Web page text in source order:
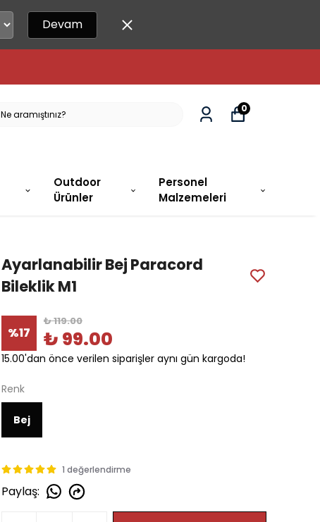
Devam
Outdoor
Ürünler
Personel
Malzemeleri
0
Ayarlanabilir Bej Paracord
Bileklik M1
%17
₺ 119.00
₺ 99.00
15.00'dan önce verilen siparişler aynı gün kargoda!
Renk
Bej
1 değerlendirme
Paylaş: